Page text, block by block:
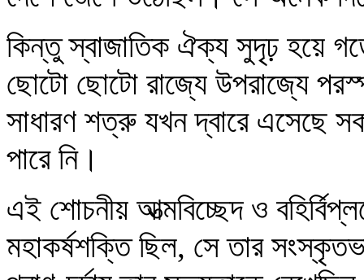
কিন্তু স্বাজাতিক ঐক্য সুদৃঢ় হয়ে
ছোটো ছোটো রাজ্যে উপরাজ্যে
সাধারণ শত্রু যখন দ্বারে এসেছে
পারে নি।
এই শোচনীয় আত্মবিচ্ছেদ ও
মহাকর্ষশক্তি ছিল, সে তার